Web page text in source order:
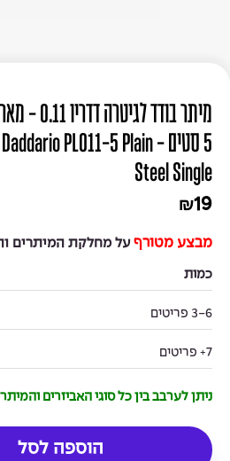
מיתר בודד לגיטרה דדריו
5 סטים - Daddario PL011-5 Plain
Steel Single
₪19
מבצע מטורף על מחלקת המיתרים
כמות
3-6 פריטים
7+ פריטים
ניתן לערבב בין כל סוגי האביזרים
הוספה לסל